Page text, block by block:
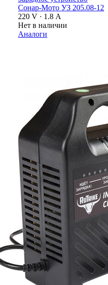
Сонар-Мото УЗ 205.08-12
220 V · 1.8 А
Нет в наличии
Аналоги